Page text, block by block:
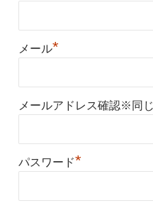
メール*
メールアドレス確認※同
パスワード*